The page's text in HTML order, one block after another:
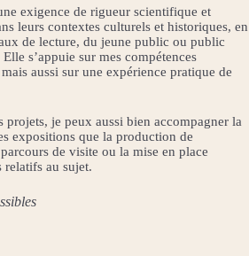
exigence de rigueur scientifique et
leurs contextes culturels et historiques, en
de lecture, du jeune public ou public
s’appuie sur mes compétences
aussi sur une expérience pratique de
projets, je peux aussi bien accompagner la
expositions que la production de
de visite ou la mise en place
relatifs au sujet.